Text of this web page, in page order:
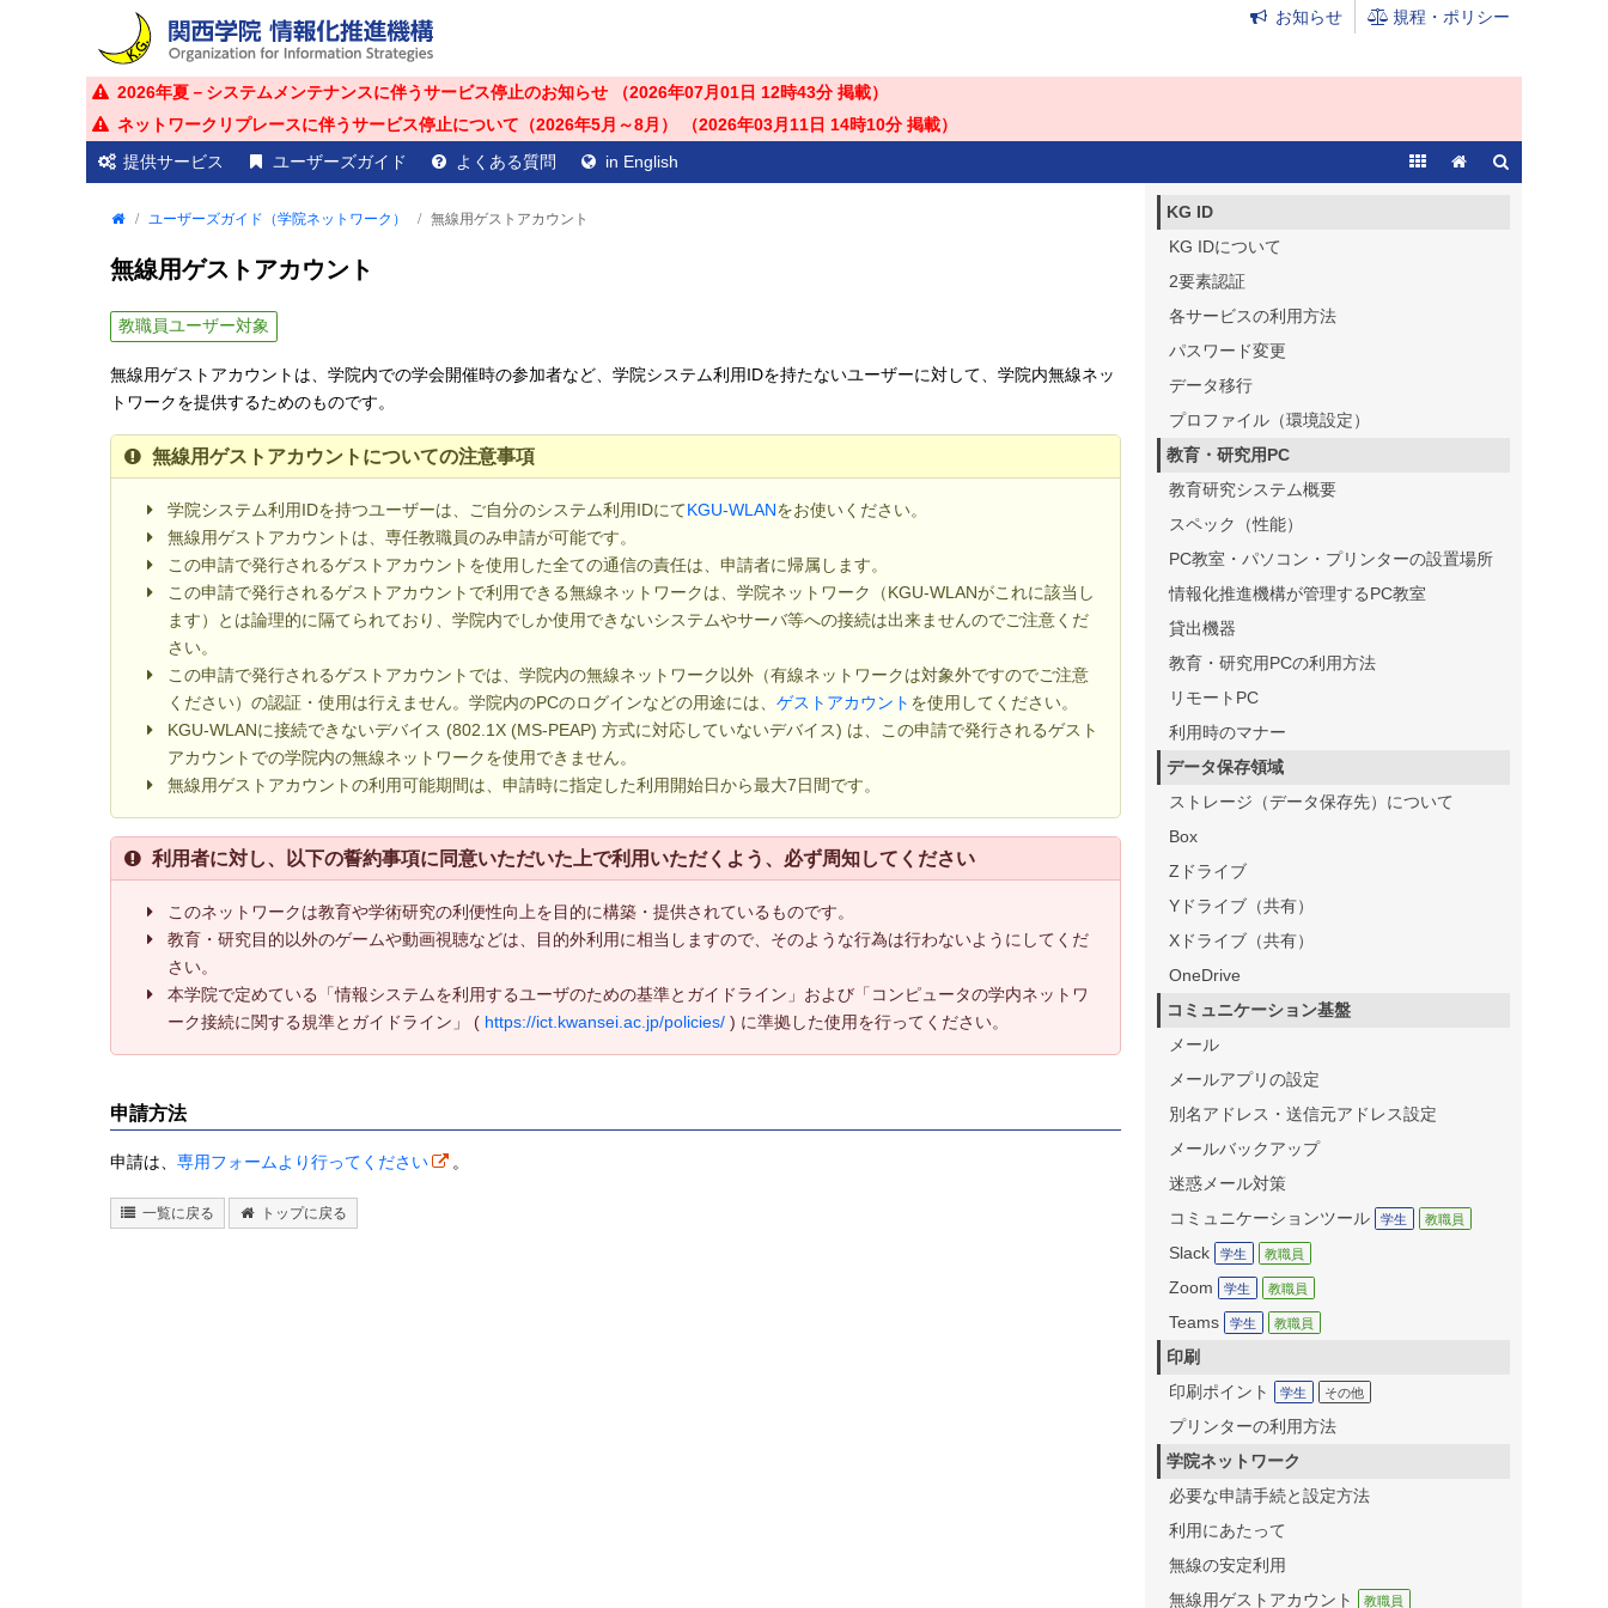
2026年夏－システムメンテナンスに伴うサービス停止のお知らせ （2026年07月01日 12時43分 掲載）
ネットワークリプレースに伴うサービス停止について（2026年5月～8月） （2026年03月11日 14時10分 掲載）
提供サービス
ユーザーズガイド よくある質問 in English
お知らせ 規程・ポリシー
ユーザーズガイド（学院ネットワーク） 無線用ゲストアカウント
無線用ゲストアカウント
教職員ユーザー対象
無線用ゲストアカウントは、学院内での学会開催時の参加者など、学院システム利用IDを持たないユーザーに対して、学院内無線ネッ
トワークを提供するためのものです。
無線用ゲストアカウントについての注意事項
学院システム利用IDを持つユーザーは、ご自分のシステム利用IDにてKGU-WLANをお使いください。
無線用ゲストアカウントは、専任教職員のみ申請が可能です。
この申請で発行されるゲストアカウントを使用した全ての通信の責任は、申請者に帰属します。
この申請で発行されるゲストアカウントで利用できる無線ネットワークは、学院ネットワーク（KGU-WLANがこれに該当し
ます）とは論理的に隔てられており、学院内でしか使用できないシステムやサーバ等への接続は出来ませんのでご注意くだ
さい。
この申請で発行されるゲストアカウントでは、学院内の無線ネットワーク以外（有線ネットワークは対象外ですのでご注意
ください）の認証・使用は行えません。学院内のPCのログインなどの用途には、ゲストアカウント を使用してください。
KGU-WLANに接続できないデバイス (802.1X (MS-PEAP) 方式に対応していないデバイス) は、この申請で発行されるゲスト
アカウントでの学院内の無線ネットワークを使用できません。
無線用ゲストアカウントの利用可能期間は、申請時に指定した利用開始日から最大7日間です。
利用者に対し、以下の誓約事項に同意いただいた上で利用いただくよう、必ず周知してください
このネットワークは教育や学術研究の利便性向上を目的に構築・提供されているものです。
教育・研究目的以外のゲームや動画視聴などは、目的外利用に相当しますので、そのような行為は行わないようにしてくだ
さい。
本学院で定めている「情報システムを利用するユーザのための基準とガイドライン」および「コンピュータの学内ネットワ
ーク接続に関する規準とガイドライン」 ( https://ict.kwansei.ac.jp/policies/ ) に準拠した使用を行ってください。
申請方法
申請は、 専用フォームより行ってください 。
一覧に戻る トップに戻る
KG ID
KG IDについて
2要素認証
各サービスの利用方法
パスワード変更
データ移行
プロファイル（環境設定）
教育・研究用PC
教育研究システム概要
スペック（性能）
PC教室・パソコン・プリンターの設置場所
情報化推進機構が管理するPC教室
貸出機器
教育・研究用PCの利用方法
リモートPC
利用時のマナー
データ保存領域
ストレージ（データ保存先）について
Box
Zドライブ
Yドライブ（共有）
Xドライブ（共有）
OneDrive
コミュニケーション基盤
メール
メールアプリの設定
別名アドレス・送信元アドレス設定
メールバックアップ
迷惑メール対策
コミュニケーションツール
学生 教職員
Slack 学生 教職員
Zoom 学生 教職員
Teams 学生 教職員
印刷
印刷ポイント
学生 その他
プリンターの利用方法
学院ネットワーク
必要な申請手続と設定方法
利用にあたって
無線の安定利用
無線用ゲストアカウント
教職員